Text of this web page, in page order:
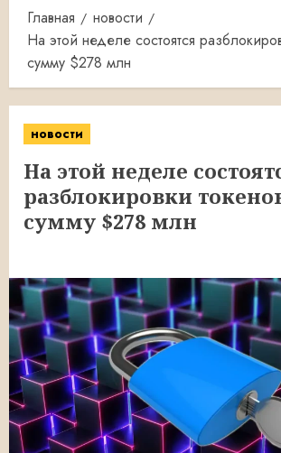
Главная
новости
На этой неделе состоятся
сумму $278 млн
новости
На этой неделе
разблокировки
сумму $278 млн